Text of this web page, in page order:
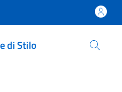
di Stilo